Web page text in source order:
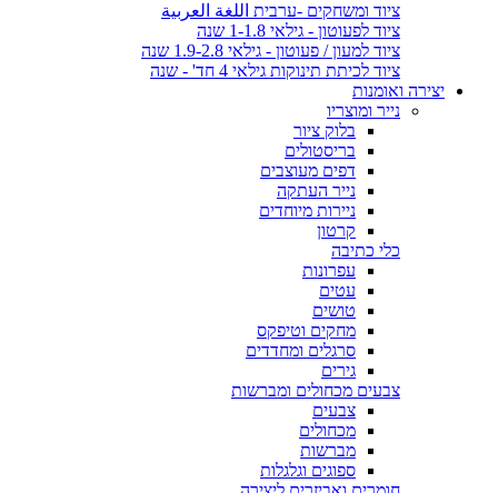
ציוד ומשחקים -ערבית اللغة العربية
ציוד לפעוטון - גילאי 1-1.8 שנה
ציוד למעון / פעוטון - גילאי 1.9-2.8 שנה
ציוד לכיתת תינוקות גילאי 4 חד' - שנה
יצירה ואומנות
נייר ומוצריו
בלוק ציור
בריסטולים
דפים מעוצבים
נייר העתקה
ניירות מיוחדים
קרטון
כלי כתיבה
עפרונות
עטים
טושים
מחקים וטיפקס
סרגלים ומחדדים
גירים
צבעים מכחולים ומברשות
צבעים
מכחולים
מברשות
ספוגים וגלגלות